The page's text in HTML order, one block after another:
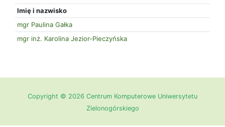
Imię i nazwisko
mgr Paulina Gałka
mgr inż. Karolina Jezior-Pieczyńska
Copyright © 2026 Centrum Komputerowe Uniwersytetu
Zielonogórskiego